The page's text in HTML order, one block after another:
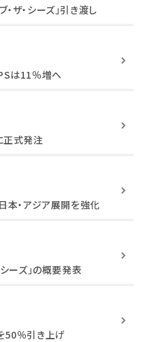
・ザ・シーズ」引き渡し
は11％増へ
正式発注
日本・アジア展開を強化
シーズ」の概要発表
50％引き上げ